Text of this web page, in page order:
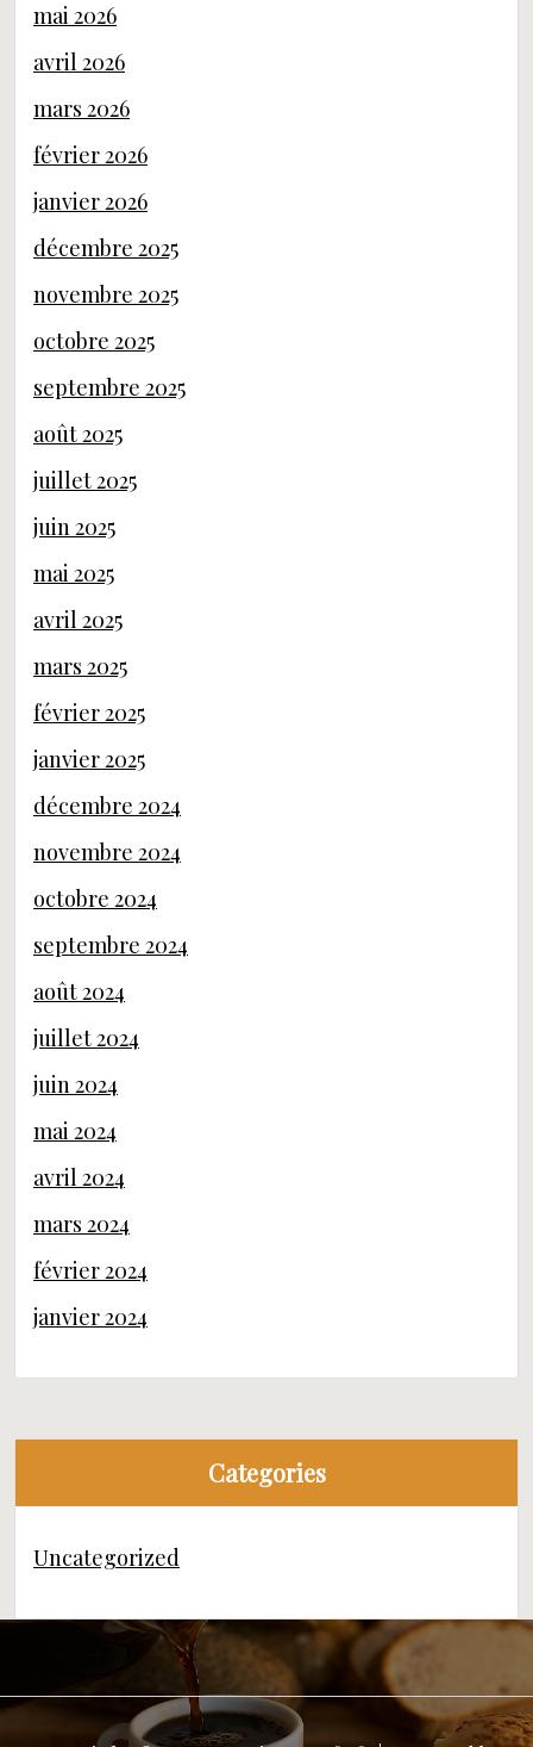
mai 2026
avril 2026
mars 2026
février 2026
janvier 2026
décembre 2025
novembre 2025
octobre 2025
septembre 2025
août 2025
juillet 2025
juin 2025
mai 2025
avril 2025
mars 2025
février 2025
janvier 2025
décembre 2024
novembre 2024
octobre 2024
septembre 2024
août 2024
juillet 2024
juin 2024
mai 2024
avril 2024
mars 2024
février 2024
janvier 2024
Categories
Uncategorized